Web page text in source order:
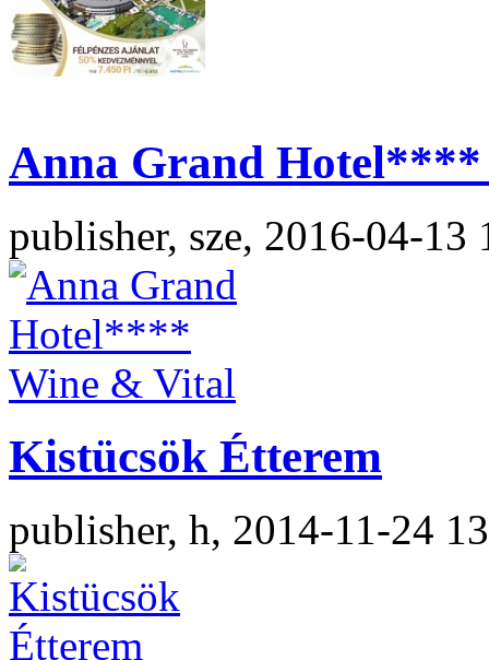
Anna Grand
publisher, sze, 2016-04-13
Kistücsök Étterem
publisher, h, 2014-11-24